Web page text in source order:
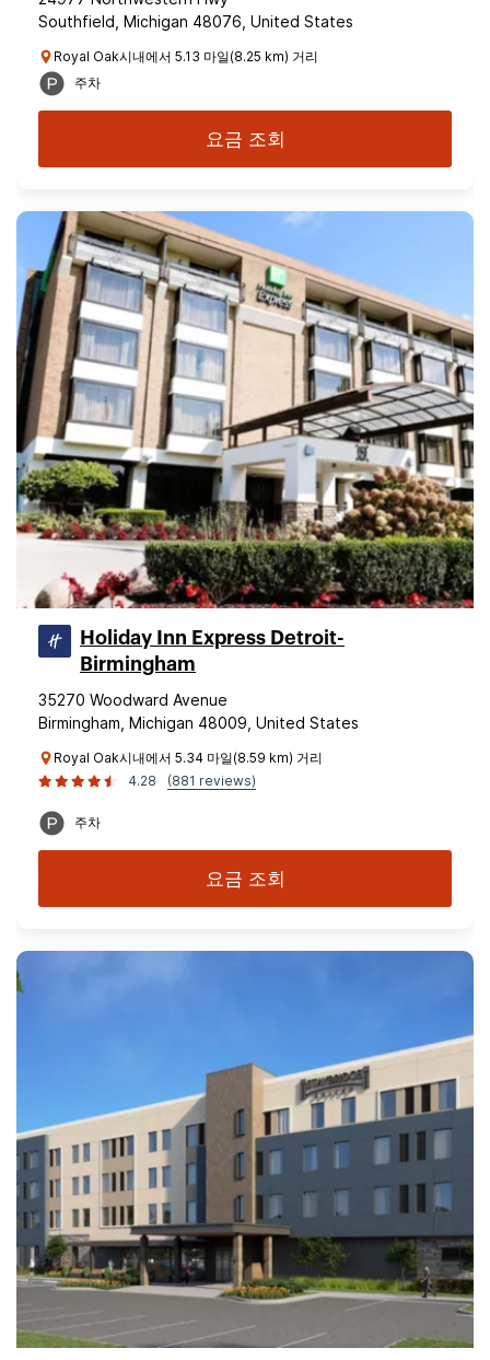
Southfield, Michigan 48076, United States
Royal Oak시내에서 5.13 마일(8.25 km) 거리
주차
요금 조회
Holiday Inn Express Detroit-
Birmingham
35270 Woodward Avenue
Birmingham, Michigan 48009, United States
Royal Oak시내에서 5.34 마일(8.59 km) 거리
4.28
(881 reviews)
주차
요금 조회